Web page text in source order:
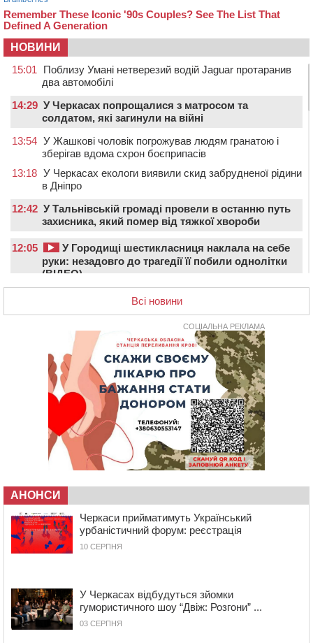
НОВИНИ
15:01
Поблизу Умані нетверезий водій Jaguar протаранив
два автомобілі
14:29 У Черкасах попрощалися з матросом та
солдатом, які загинули на війні
13:54 У Жашкові чоловік погрожував людям гранатою і
зберігав вдома схрон боєприпасів
13:18 У Черкасах екологи виявили скид забрудненої рідини
в Дніпро
12:42 У Тальнівській громаді провели в останню путь
захисника, який помер від тяжкої хвороби
12:05
У Городищі шестикласниця наклала на себе
руки: незадовго до трагедії її побили однолітки
(ВІДЕО)
Учителя Черкаської гімназії №31 відзначили Премією
На Черкащині запрацювала Мистецько-краєзнавча
У Вільшанській громаді попрощалися із
захисником, який помер від тяжких поранень
Всі опинилися в кюветі: у Будищі зіткнулися два
автомобілі та мотоцикл
На Черкащині боржникам за електроенергію
нарахують 3% річних та інфляційні втрати
Черкащина серед лідерів за кількістю штрафів для
ТЦК
форум: реєстрація
09 СЕРПНЯ 2026, НЕДІЛЯ
звернулася до суду
17:27 У Черкасах триває завершальний етап прийому заяв
на літній відпочинок дітей пільгових категорій
Всі новини
СОЦІАЛЬНА РЕКЛАМА
АНОНСИ
Черкаси прийматимуть Український
урбаністичний форум: реєстрація
10 СЕРПНЯ
У Черкасах відбудуться зйомки
гумористичного шоу “Двіж: Розгони” ...
03 СЕРПНЯ